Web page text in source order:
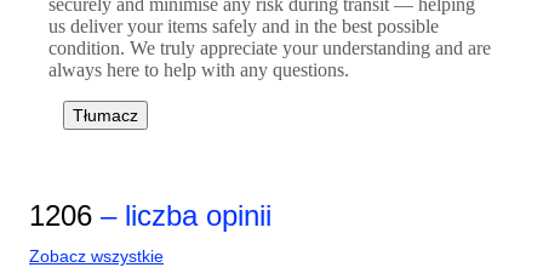
securely and minimise any risk during transit — helping
us deliver your items safely and in the best possible
condition. We truly appreciate your understanding and are
always here to help with any questions.
Tłumacz
1206 – liczba opinii
Zobacz wszystkie